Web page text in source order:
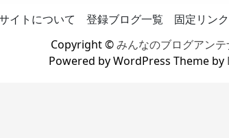
イトについて 登録ブログ一覧 固定リン
Copyright ©みんなのブログアンテ
Powered by WordPress Theme by